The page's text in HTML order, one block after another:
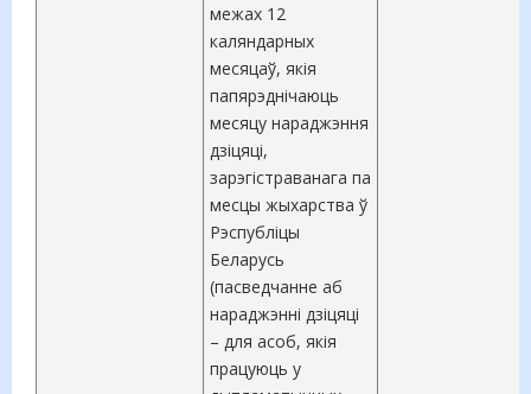
межах 12
каляндарных
месяцаў, якія
папярэднічаюць
месяцу нараджэння
дзіцяці,
зарэгістраванага па
месцы жыхарства ў
Рэспубліцы
Беларусь
(пасведчанне аб
нараджэнні дзіцяці
– для асоб, якія
працуюць у